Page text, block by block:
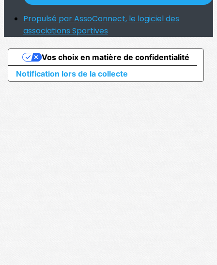
Propulsé par AssoConnect, le logiciel des
associations Sportives
Notification lors de la collecte
Vos choix en matière de confidentialité